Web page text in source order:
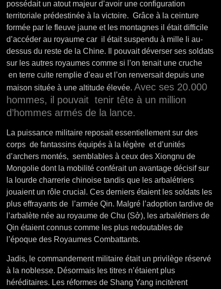
possédait un atout majeur d’avoir une configuration
territoriale prédestinée à la victoire. Grâce à la ceinture
formée par le fleuve jaune et les montagnes il était difficile
d’accéder au royaume car il était suspendu à mille li au-
dessus du reste de la Chine. Il pouvait déverser ses soldats
sur les autres royaumes comme si l’on tenait une cruche
en terre cuite remplie d’eau et l’on renversait depuis une
maison située à une altitude élevée.Avec ses 20.000
hommes, il pouvait tenir tête à un million
d’hommes armés de la lance.
La puissance militaire reposait essentiellement sur des
corps de fantassins équipés à la légère et d’unités
d’archers montés, semblables à ceux des Xiongnu de
Mongolie dont la mobilité conférait un avantage décisif sur
la lourde charrerie chinoise tandis que les arbalétriers
jouaient un rôle crucial. Ces derniers étaient les soldats les
plus effrayants de l’armée Qin. Malgré l’adoption tardive de
l’arbalète née au royaume de Chu (Sở), les arbalétriers de
Qin étaient connus comme les plus redoutables de
l’époque des Royaumes Combattants.
Jadis, le commandement militaire était un privilège réservé
à la noblesse. Désormais les titres n’étaient plus
héréditaires. Les réformes de Shang Yang incitèrent